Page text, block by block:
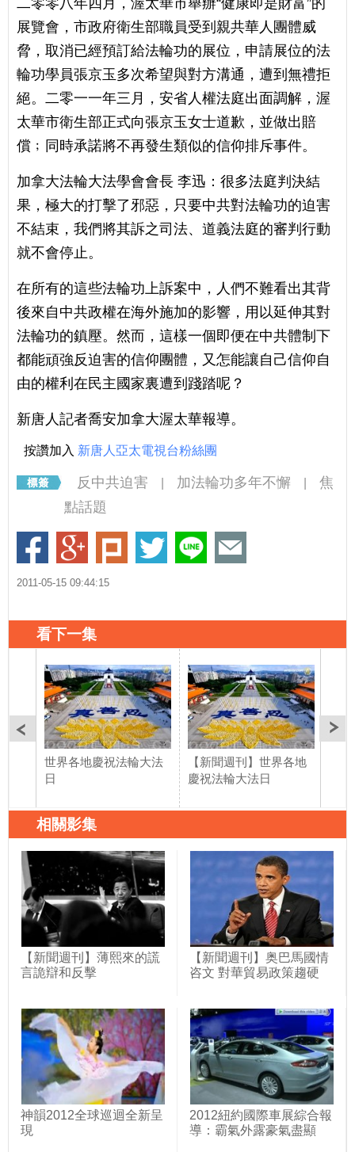
展覽會，市政府衛生部職員受到親共華人團體威
脅，取消已經預訂給法輪功的展位，申請展位的法
輪功學員張京玉多次希望與對方溝通，遭到無禮拒
絕。二零一一年三月，安省人權法庭出面調解，渥
太華市衛生部正式向張京玉女士道歉，並做出賠
償﹔同時承諾將不再發生類似的信仰排斥事件。
加拿大法輪大法學會會長 李迅：很多法庭判決結
果，極大的打擊了邪惡，只要中共對法輪功的迫害
不結束，我們將其訴之司法、道義法庭的審判行動
就不會停止。
在所有的這些法輪功上訴案中，人們不難看出其背
後來自中共政權在海外施加的影響，用以延伸其對
法輪功的鎮壓。然而，這樣一個即便在中共體制下
都能頑強反迫害的信仰團體，又怎能讓自己信仰自
由的權利在民主國家裏遭到踐踏呢？
新唐人記者喬安加拿大渥太華報導。
按讚加入 新唐人亞太電視台粉絲團
反中共迫害 加法輪功多年不懈
焦
點話題
2011-05-15 09:44:15
看下一集
世界各地慶祝法輪大法
日
【新聞週刊】世界各地
慶祝法輪大法日
相關影集
【新聞週刊】薄熙來的謊
言詭辯和反擊
【新聞週刊】奥巴馬國情
咨文 對華貿易政策趨硬
神韻2012全球巡迴全新呈
現
2012紐約國際車展綜合報
導：霸氣外露豪氣盡顯